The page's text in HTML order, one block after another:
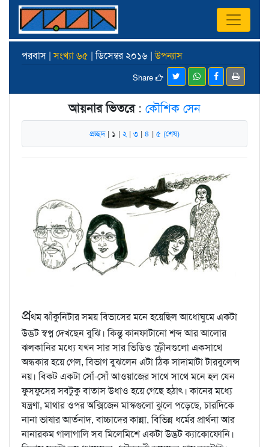
পরবাস |সংখ্যা ৬৫ | ডিসেম্বর ২০১৬ |উপন্যাস
Share
আয়নার ভিতরে: কৌশিক সেন
প্রচ্ছদ| ১ | ২ | ৩ | ৪ | ৫ (শেষ)
প্রথম ঝাঁকুনিটার সময় বিভাসের মনে হয়েছিল আধোঘুমে একটা
উদ্ভট স্বপ্ন দেখছেন বুঝি। কিন্তু কানফাটানো শব্দ আর আলোর
ঝলকানির মধ্যে যখন সার সার ভিডিও স্ক্রীনগুলো একসাথে
অন্ধকার হয়ে গেল, বিভাগ বুঝলেন এটা ঠিক সাদামাটা টারবুলেন্স
নয়। বিকট একটা সোঁ-সোঁ আওয়াজের সাথে সাথে মনে হল যেন
ফুসফুসের সবটুকু বাতাস উধাও হয়ে গেছে হঠাৎ। কানের মধ্যে
যন্ত্রণা, মাথার ওপর অক্সিজেন মাস্কগুলো ঝুলে পড়েছে, চারদিকে
নানা ভাষার আর্তনাদ, বাচ্চাদের কান্না, বিভিন্ন ধর্মের প্রার্থনা আর
নানারকম গালাগালি সব মিলেমিশে একটা উদ্ভট ক্যাকোফোনি।